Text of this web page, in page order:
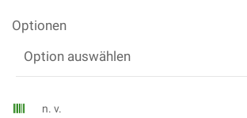
Optionen
n. v.